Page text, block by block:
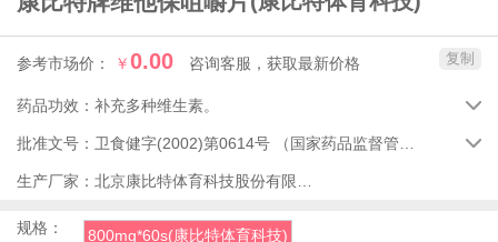
参考市场价： ￥0.00 咨询客服，获取最新价格 复制
药品功效： 补充多种维生素。 
批准文号： 卫食健字(2002)第0614号 （国家药品监督管理局） 
生产厂家：
规格： 800mg*60s(康比特体育科技)